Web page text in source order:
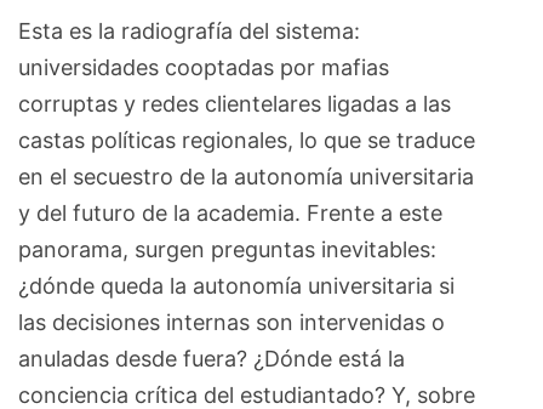
Esta es la radiografía del sistema:
universidades cooptadas por mafias
corruptas y redes clientelares ligadas a las
castas políticas regionales, lo que se traduce
en el secuestro de la autonomía universitaria
y del futuro de la academia. Frente a este
panorama, surgen preguntas inevitables:
¿dónde queda la autonomía universitaria si
las decisiones internas son intervenidas o
anuladas desde fuera? ¿Dónde está la
conciencia crítica del estudiantado? Y, sobre